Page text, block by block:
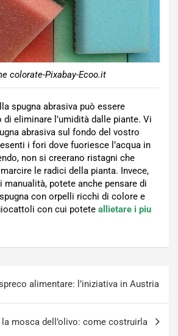
colorate-Pixabay-Ecoo.it
spugna abrasiva può essere
eliminare l’umidità dalle piante. Vi
abrasiva sul fondo del vostro
i fori dove fuoriesce l’acqua in
non si creerano ristagni che
le radici della pianta. Invece,
manualità, potete anche pensare di
con orpelli ricchi di colore e
con cui potete allietare i piu
alimentare: l’iniziativa in Austria
la mosca dell’olivo: come costruirla